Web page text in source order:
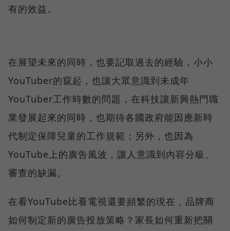
有的效益。
在展望未來的同時，也要記取過去的經驗，小小
YouTuber的竄起，也讓大眾意識到未成年
YouTuber工作時數的問題，在科技讓新興熱門職
業發展起來的同時，也期待各國政府能因應新時
代制定保障兒童的工作規範；另外，也因為
YouTube上的廣告風波，讓人意識到內容分級、
審查的缺漏。
在看YouTube比看電視還要頻繁的現在，品牌商
如何制定新的廣告投放策略？家長如何重新把關